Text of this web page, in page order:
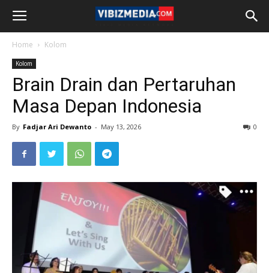
Home Kolom
Kolom
Brain Drain dan Pertaruhan
Masa Depan Indonesia
By Fadjar Ari Dewanto - May 13, 2026 0